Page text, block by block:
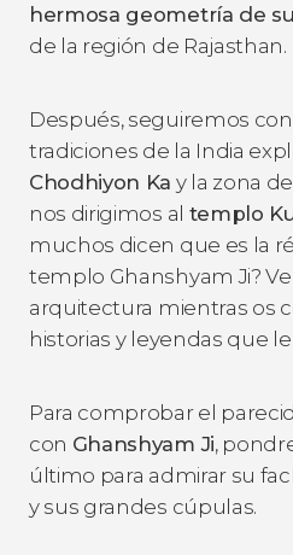
hermosa geometría de
de la región de Rajasthan.
Después, seguiremos
tradiciones de la India
Chodhiyon Ka y la zona
nos dirigimos al templo
muchos dicen que es la
templo Ghanshyam Ji?
arquitectura mientras os
historias y leyendas que
Para comprobar el
con Ghanshyam Ji,
último para admirar su
y sus grandes cúpulas.